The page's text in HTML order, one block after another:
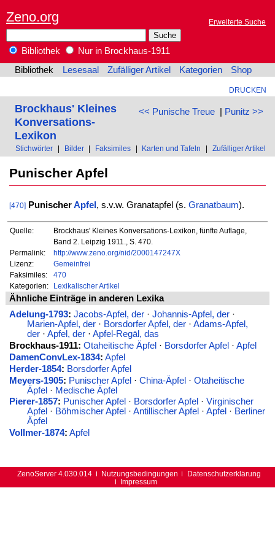
Zeno.org Erweiterte Suche
Bibliothek
Nur in Brockhaus-1911
Bibliothek
Lesesaal Zufälliger Artikel Kategorien Shop
DRUCKEN
<< Punische Treue| Punitz >>
Brockhaus' Kleines
Konversations-
Lexikon
Stichwörter Bilder Faksimiles Karten und Tafeln Zufälliger Artikel
Punischer Apfel
[470] PunischerApfel , s.v.w. Granatapfel (s. Granatbaum).
Quelle:
Brockhaus' Kleines Konversations-Lexikon, fünfte Auflage,
Band 2. Leipzig 1911., S. 470.
Permalink:
http://www.zeno.org/nid/2000147247X
Lizenz:
Gemeinfrei
Faksimiles:
470
Kategorien:
Lexikalischer Artikel
Ähnliche Einträge in anderen Lexika
Adelung-1793: Jacobs-Apfel, der· Johannis-Apfel, der·
Marien-Apfel, der· Borsdorfer Apfel, der· Adams-Apfel,
der· Apfel, der· Apfel-Regāl, das
Brockhaus-1911: Otaheitische Äpfel · Borsdorfer Apfel · Apfel
DamenConvLex-1834: Apfel
Herder-1854: Borsdorfer Apfel
Meyers-1905: Punischer Apfel· China-Äpfel· Otaheitische
Äpfel· Medische Äpfel
Pierer-1857: Punischer Apfel · Borsdorfer Apfel · Virginischer
Apfel · Böhmischer Apfel · Antillischer Apfel · Apfel · Berliner
Äpfel
Vollmer-1874: Apfel
ZenoServer 4.030.014 Nutzungsbedingungen
Datenschutzerklärung
Impressum